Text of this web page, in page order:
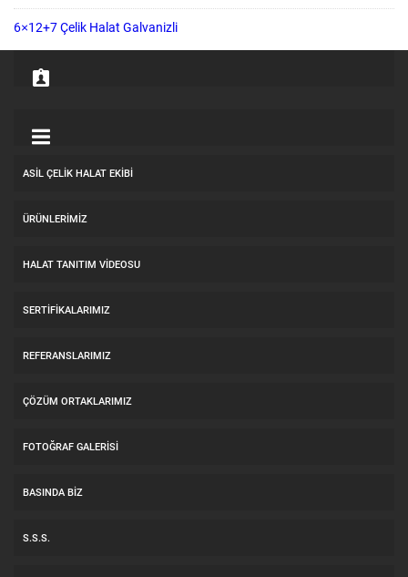
6×12+7 Çelik Halat Galvanizli
ASİL ÇELİK HALAT EKİBİ
ÜRÜNLERİMİZ
HALAT TANITIM VIDEOSU
SERTİFİKALARIMIZ
REFERANSLARIMIZ
ÇÖZÜM ORTAKLARIMIZ
FOTOĞRAF GALERİSİ
BASINDA BİZ
S.S.S.